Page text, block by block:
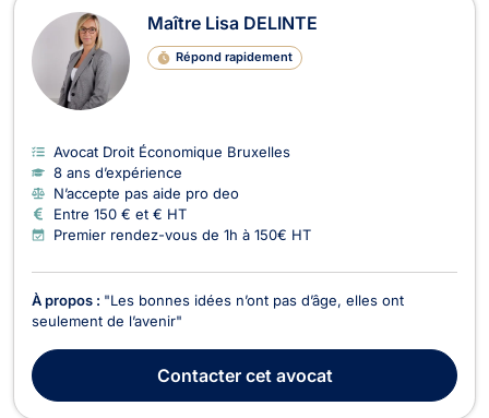
Maître Lisa DELINTE
Répond rapidement
Avocat Droit Économique Bruxelles
8 ans d’expérience
N’accepte pas aide pro deo
Entre 150 € et € HT
Premier rendez-vous de 1h à 150€ HT
À propos : "Les bonnes idées n’ont pas d’âge, elles ont
seulement de l’avenir"
Contactercet avocat